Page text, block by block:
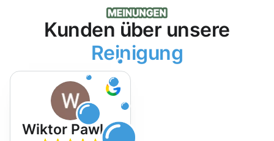
Kunden über unsere
Reinigung
Wiktor Pawlak